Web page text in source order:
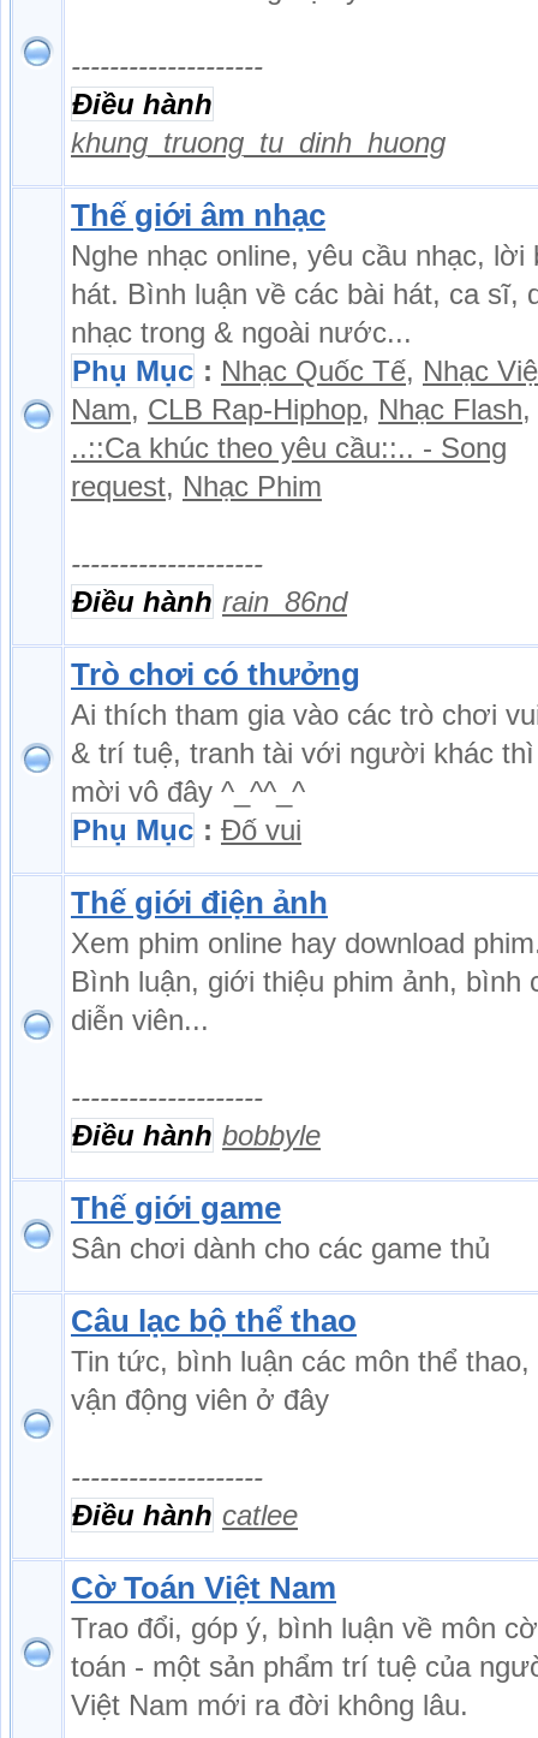
--------------------
Điều hành
khung_truong_tu_dinh_huong
Thế giới âm nhạc
Nghe nhạc online, yêu cầu nhạc, lời
hát. Bình luận về các bài hát, ca sĩ,
nhạc trong & ngoài nước...
Phụ Mục : Nhạc Quốc Tế, Nhạc
Nam, CLB Rap-Hiphop, Nhạc Flash,
..::Ca khúc theo yêu cầu::.. - Song
request, Nhạc Phim
--------------------
Điều hành rain_86nd
Trò chơi có thưởng
Ai thích tham gia vào các trò chơi
& trí tuệ, tranh tài với người khác
mời vô đây ^_^^_^
Phụ Mục : Đố vui
Thế giới điện ảnh
Xem phim online hay download
Bình luận, giới thiệu phim ảnh, bình
diễn viên...
--------------------
Điều hành bobbyle
Thế giới game
Sân chơi dành cho các game thủ
Câu lạc bộ thể thao
Tin tức, bình luận các môn thể thao,
vận động viên ở đây
--------------------
Điều hành catlee
Cờ Toán Việt Nam
Trao đổi, góp ý, bình luận về môn cờ
toán - một sản phẩm trí tuệ của
Việt Nam mới ra đời không lâu.